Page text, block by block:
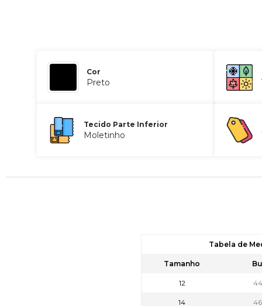
Cor
Preto
Tecido Parte Inferior
Moletinho
Tabela de
Tamanho
12
14